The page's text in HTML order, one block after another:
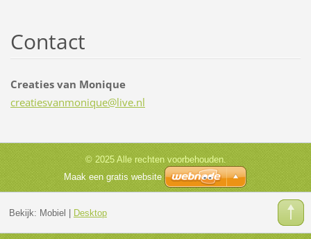
Contact
Creaties van Monique
creatiesvanmonique@live.nl
© 2025 Alle rechten voorbehouden.
Maak een gratis website
Bekijk: Mobiel Desktop